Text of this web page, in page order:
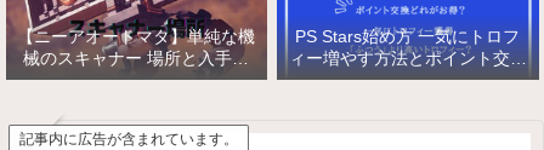
【ニーアオートマタ】単純な機
械のスキャナー 場所と入手方
法/複雑な機械と精巧な機械の
PS Stars始め方 一気にトロフ
ィー増やす方法とポイント交換
【PlayStation Stars】
記事内に広告が含まれています。